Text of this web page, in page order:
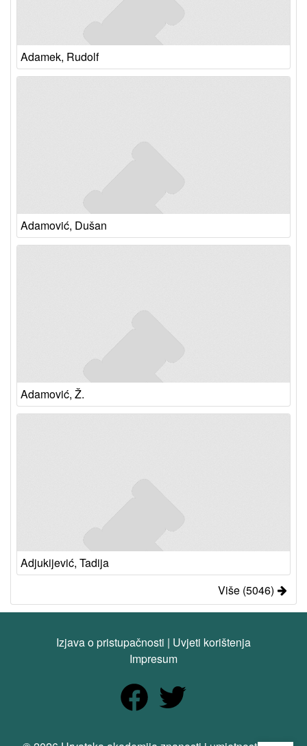
Adamek, Rudolf
Adamović, Dušan
Adamović, Ž.
Adjukijević, Tadija
Više (5046)
Izjava o pristupačnosti | Uvjeti korištenja
Impresum